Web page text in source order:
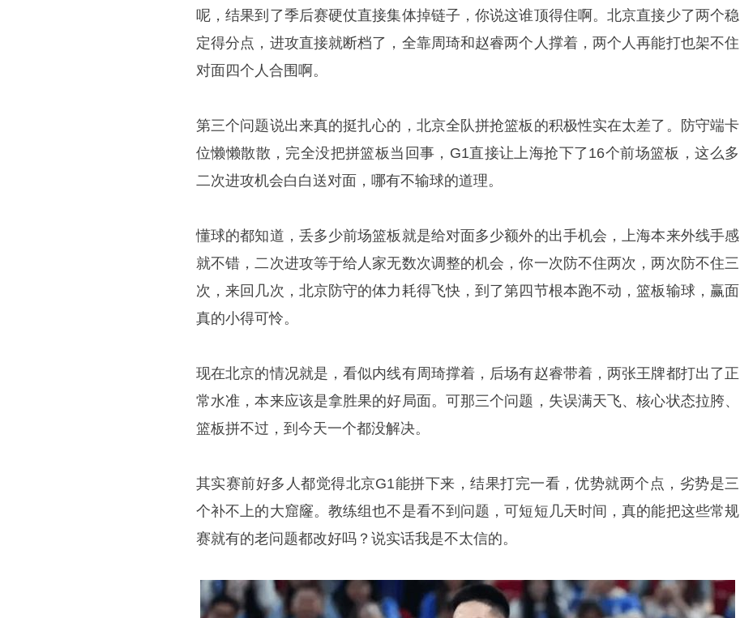
呢，结果到了季后赛硬仗直接集体掉链子，你说这谁顶得住啊。北京直接少了两个稳
定得分点，进攻直接就断档了，全靠周琦和赵睿两个人撑着，两个人再能打也架不住
对面四个人合围啊。
第三个问题说出来真的挺扎心的，北京全队拼抢篮板的积极性实在太差了。防守端卡
位懒懒散散，完全没把拼篮板当回事，G1直接让上海抢下了16个前场篮板，这么多
二次进攻机会白白送对面，哪有不输球的道理。
懂球的都知道，丢多少前场篮板就是给对面多少额外的出手机会，上海本来外线手感
就不错，二次进攻等于给人家无数次调整的机会，你一次防不住两次，两次防不住三
次，来回几次，北京防守的体力耗得飞快，到了第四节根本跑不动，篮板输球，赢面
真的小得可怜。
现在北京的情况就是，看似内线有周琦撑着，后场有赵睿带着，两张王牌都打出了正
常水准，本来应该是拿胜果的好局面。可那三个问题，失误满天飞、核心状态拉胯、
篮板拼不过，到今天一个都没解决。
其实赛前好多人都觉得北京G1能拼下来，结果打完一看，优势就两个点，劣势是三
个补不上的大窟窿。教练组也不是看不到问题，可短短几天时间，真的能把这些常规
赛就有的老问题都改好吗？说实话我是不太信的。